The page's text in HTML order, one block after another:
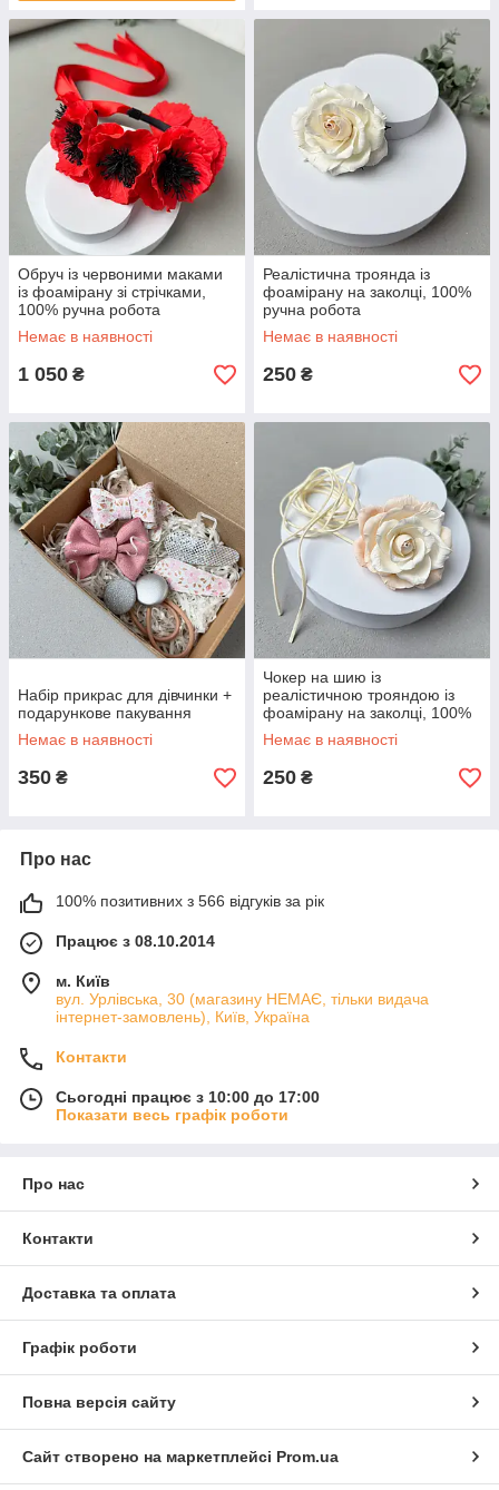
Обруч із червоними маками
із фоамірану зі стрічками,
100% ручна робота
Немає в наявності
1 050 ₴
Реалістична троянда із
фоамірану на заколці, 100%
ручна робота
Немає в наявності
250 ₴
Набір прикрас для дівчинки +
подарункове пакування
Немає в наявності
350 ₴
Чокер на шию із
реалістичною трояндою із
фоамірану на заколці, 100%
ручна робота
Немає в наявності
250 ₴
Про нас
100% позитивних з 566 відгуків за рік
Працює з 08.10.2014
м. Київ
вул. Урлівська, 30 (магазину НЕМАЄ, тільки видача
інтернет-замовлень), Київ, Україна
Контакти
Сьогодні працює з 10:00 до 17:00
Показати весь графік роботи
Про нас
Контакти
Доставка та оплата
Графік роботи
Повна версія сайту
Сайт створено на маркетплейсі Prom.ua